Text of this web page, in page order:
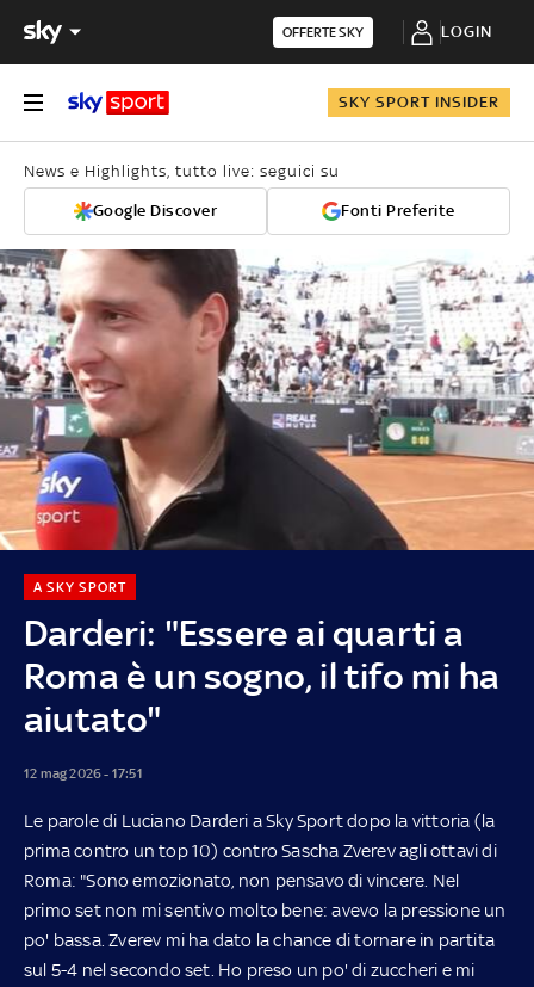
OFFERTE SKY LOGIN
SKY SPORT INSIDER
News e Highlights, tutto live: seguici su
Google Discover Fonti Preferite
Darderi: "Essere ai quarti a
Roma è un sogno, il tifo mi ha
aiutato"
A SKY SPORT
12 mag 2026 - 17:51
Le parole di Luciano Darderi a Sky Sport dopo la vittoria (la
prima contro un top 10) contro Sascha Zverev agli ottavi di
Roma: "Sono emozionato, non pensavo di vincere. Nel
primo set non mi sentivo molto bene: avevo la pressione un
po' bassa. Zverev mi ha dato la chance di tornare in partita
sul 5-4 nel secondo set. Ho preso un po' di zuccheri e mi